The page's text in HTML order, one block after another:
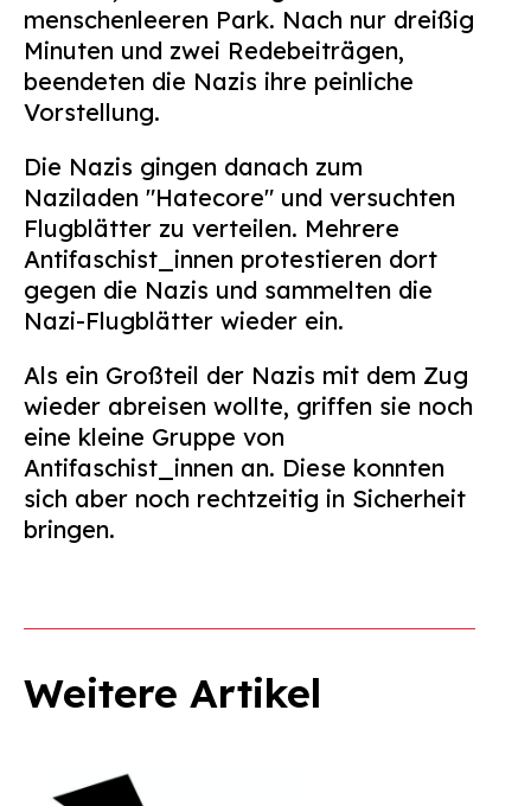
menschenleeren Park. Nach nur dreißig
Minuten und zwei Redebeiträgen,
beendeten die Nazis ihre peinliche
Vorstellung.
Die Nazis gingen danach zum
Naziladen "Hatecore" und versuchten
Flugblätter zu verteilen. Mehrere
Antifaschist_innen protestieren dort
gegen die Nazis und sammelten die
Nazi-Flugblätter wieder ein.
Als ein Großteil der Nazis mit dem Zug
wieder abreisen wollte, griffen sie noch
eine kleine Gruppe von
Antifaschist_innen an. Diese konnten
sich aber noch rechtzeitig in Sicherheit
bringen.
Weitere Artikel